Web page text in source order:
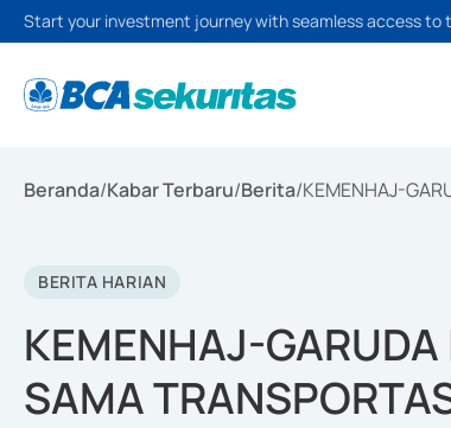
Start your investment journey with seamless access to
Beranda/Kabar Terbaru/Berita/KEMENHAJ-
BERITA HARIAN
KEMENHAJ-
SAMA